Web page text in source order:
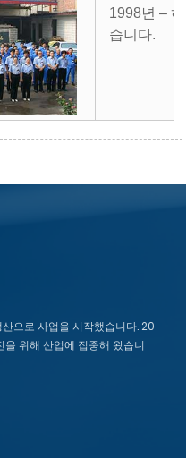
1998년 – 허
습니다.
으로 사업을 시작했습니다. 20
을 위해 산업에 집중해 왔습니